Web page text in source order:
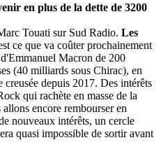
en plus de la dette de 3200
Touati sur Sud Radio. Les
ce que va coûter prochainement
Macron de 200
(40 milliards sous Chirac), en
depuis 2017. Des intérêts
qui rachète en masse de la
encore rembourser en
nouveaux intérêts, un cercle
quasi impossible de sortir avant